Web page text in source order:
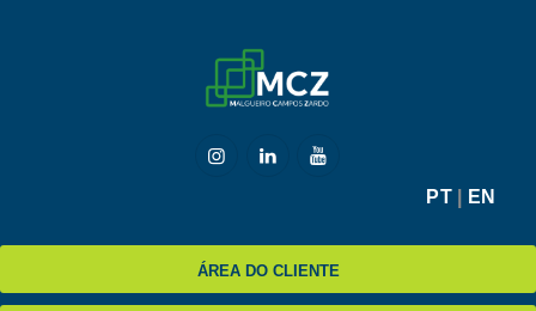
PT| EN
ÁREA DO CLIENTE
NA MÍDIA